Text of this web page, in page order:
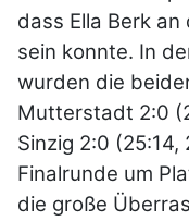
dass Ella Berk
sein konnte. In
wurden die
Mutterstadt 2:0
Sinzig 2:0
Finalrunde um
die große